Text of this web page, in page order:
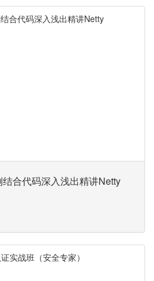
合代码深入浅出精讲Netty